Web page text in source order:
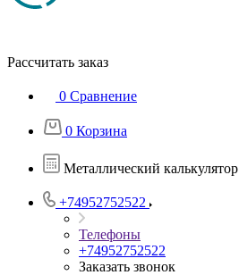
Рассчитать заказ
0 Сравнение
0 Корзина
Металлический калькулятор
+74952752522
Телефоны
+74952752522
Заказать звонок